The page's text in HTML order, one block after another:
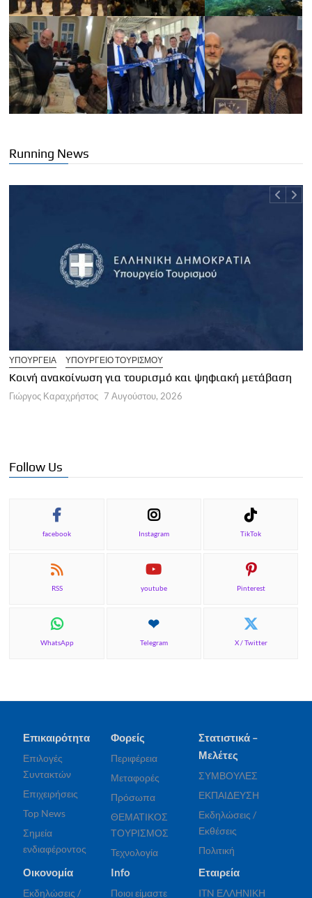
Running News
ΥΠΟΥΡΓΕΙΑ ΥΠΟΥΡΓΕΙΟ ΤΟΥΡΙΣΜΟΥ
Κοινή ανακοίνωση για τουρισμό και ψηφιακή μετάβαση
Γιώργος Καραχρήστος 7 Αυγούστου, 2026
Follow Us
facebook Instagram TikTok
RSS youtube Pinterest
WhatsApp Telegram X / Twitter
Επικαιρότητα
Επιλογές
Συντακτών
Επιχειρήσεις
Top News
Σημεία
ενδιαφέροντος
Φορείς
Περιφέρεια
Μεταφορές
Πρόσωπα
ΘΕΜΑΤΙΚΟΣ
ΤΟΥΡΙΣΜΟΣ
Τεχνολογία
Στατιστικά –
Μελέτες
ΣΥΜΒΟΥΛΕΣ
ΕΚΠΑΙΔΕΥΣΗ
Εκδηλώσεις /
Εκθέσεις
Πολιτική
Οικονομία
Εκδηλώσεις /
Info
Ποιοι είμαστε
Εταιρεία
ITN ΕΛΛΗΝΙΚΗ